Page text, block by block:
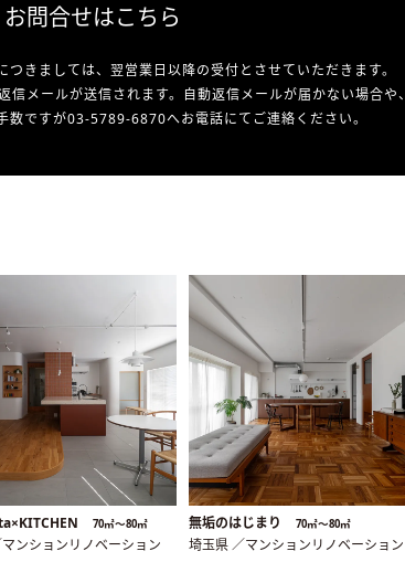
お問合せはこちら
きましては、翌営業日以降の受付とさせていただきます。
メールが送信されます。自動返信メールが届かない場合や、
数ですが03-5789-6870へお電話にてご連絡ください。
70㎡〜80㎡
ンションリノベーション
無垢のはじまり 70㎡〜80㎡
埼玉県 ／マンションリノベーション